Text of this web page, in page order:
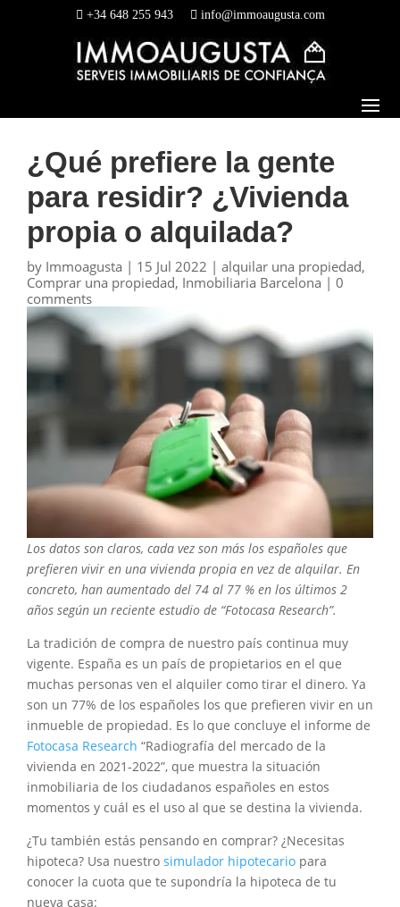
+34 648 255 943 info@immoaugusta.com
¿Qué prefiere la gente
para residir? ¿Vivienda
propia o alquilada?
by Immoagusta | 15 Jul 2022 | alquilar una propiedad,
Comprar una propiedad, Inmobiliaria Barcelona | 0
comments
Los datos son claros, cada vez son más los españoles que
prefieren vivir en una vivienda propia en vez de alquilar. En
concreto, han aumentado del 74 al 77 % en los últimos 2
años según un reciente estudio de “Fotocasa Research”.
La tradición de compra de nuestro país continua muy
vigente. España es un país de propietarios en el que
muchas personas ven el alquiler como tirar el dinero. Ya
son un 77% de los españoles los que prefieren vivir en un
inmueble de propiedad. Es lo que concluye el informe de
Fotocasa Research “Radiografía del mercado de la
vivienda en 2021-2022”, que muestra la situación
inmobiliaria de los ciudadanos españoles en estos
momentos y cuál es el uso al que se destina la vivienda.
¿Tu también estás pensando en comprar? ¿Necesitas
hipoteca? Usa nuestro simulador hipotecario para
conocer la cuota que te supondría la hipoteca de tu
nueva casa: